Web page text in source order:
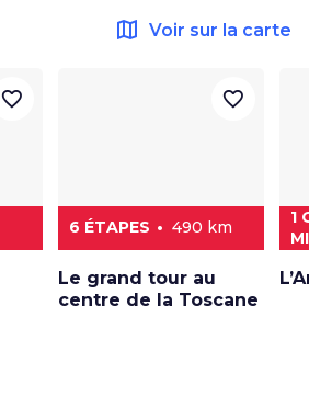
map Voir sur la carte
favorite_border
6 ÉTAPES 490 km
Le grand tour au
centre de la Toscane
favorite_border
1